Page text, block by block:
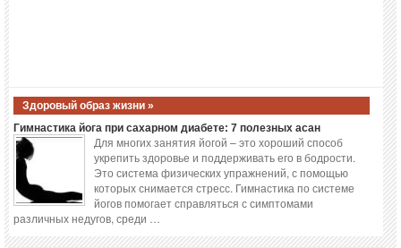
Здоровый образ жизни »
Гимнастика йога при сахарном диабете: 7 полезных асан
Для многих занятия йогой – это хороший способ
укрепить здоровье и поддерживать его в бодрости.
Это система физических упражнений, с помощью
которых снимается стресс. Гимнастика по системе
йогов помогает справляться с симптомами
различных недугов, среди …